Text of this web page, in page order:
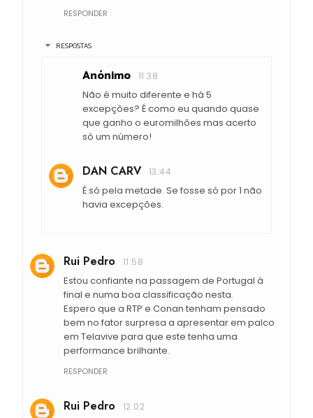
RESPONDER
RESPOSTAS
Anónimo 11:38
Não é muito diferente e há 5
excepções? É como eu quando quase
que ganho o euromilhões mas acerto
só um número!
DAN CARV 13:44
É só pela metade. Se fosse só por 1 não
havia excepções.
Rui Pedro 11:58
Estou confiante na passagem de Portugal à
final e numa boa classificação nesta.
Espero que a RTP e Conan tenham pensado
bem no fator surpresa a apresentar em palco
em Telavive para que este tenha uma
performance brilhante.
RESPONDER
Rui Pedro 12:02